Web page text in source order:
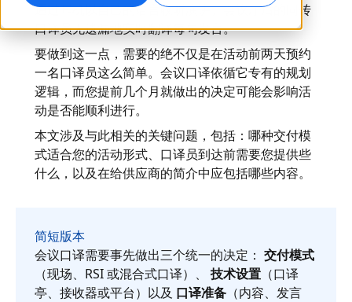
触达并转化全球受众
转录
将音频转化为可执行内容
数据服务
以可信数据增强 AI
按行业提供的解决方案
高效大规模配音
AI 数据服务
用高质量数据增强 AI
认识 Lia
掌握面向全球品牌的 AI 驱动翻译
提升效率、规模与质量的秘诀
地点
职业机会
与我们一起打造您的未来
自由职业合作机会
通过耳机以自己的语言收听演讲。会议厅后的同传
口译员无遗漏地实时翻译每句发言。
要做到这一点，需要的绝不仅是在活动前两天预约
一名口译员这么简单。会议口译依循它专有的规划
逻辑，而您提前几个月就做出的决定可能会影响活
动是否能顺利进行。
本文涉及与此相关的关键问题，包括：哪种交付模
式适合您的活动形式、口译员到达前需要您提供些
什么，以及在给供应商的简介中应包括哪些内容。
简短版本
会议口译需要事先做出三个统一的决定： 交付模式
（现场、RSI 或混合式口译）、 技术设置 （口译
亭、接收器或平台）以及 口译准备 （内容、发言